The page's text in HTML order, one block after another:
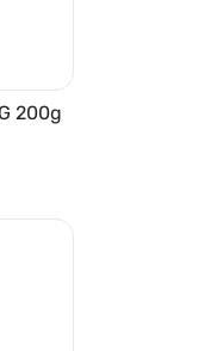
200g